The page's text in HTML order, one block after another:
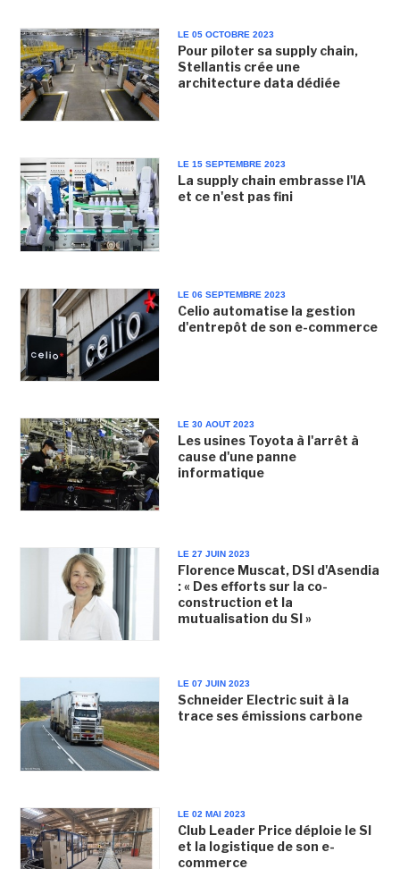
LE 05 OCTOBRE 2023
Pour piloter sa supply chain,
Stellantis crée une
architecture data dédiée
LE 15 SEPTEMBRE 2023
La supply chain embrasse l'IA
et ce n'est pas fini
LE 06 SEPTEMBRE 2023
Celio automatise la gestion
d'entrepôt de son e-commerce
LE 30 AOUT 2023
Les usines Toyota à l'arrêt à
cause d'une panne
informatique
LE 27 JUIN 2023
Florence Muscat, DSI d'Asendia
: « Des efforts sur la co-
construction et la
mutualisation du SI »
LE 07 JUIN 2023
Schneider Electric suit à la
trace ses émissions carbone
LE 02 MAI 2023
Club Leader Price déploie le SI
et la logistique de son e-
commerce